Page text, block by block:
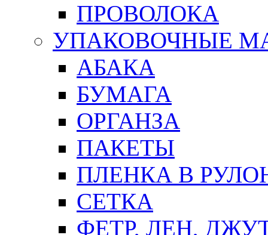
ПРОВОЛОКА
УПАКОВОЧНЫЕ
АБАКА
БУМАГА
ОРГАНЗА
ПАКЕТЫ
ПЛЕНКА В
СЕТКА
ФЕТР, ЛЕН,